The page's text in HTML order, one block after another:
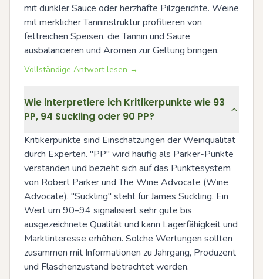
mit dunkler Sauce oder herzhafte Pilzgerichte. Weine
mit merklicher Tanninstruktur profitieren von
fettreichen Speisen, die Tannin und Säure
ausbalancieren und Aromen zur Geltung bringen.
Vollständige Antwort lesen →
Wie interpretiere ich Kritikerpunkte wie 93
PP, 94 Suckling oder 90 PP?
Kritikerpunkte sind Einschätzungen der Weinqualität
durch Experten. "PP" wird häufig als Parker-Punkte
verstanden und bezieht sich auf das Punktesystem
von Robert Parker und The Wine Advocate (Wine
Advocate). "Suckling" steht für James Suckling. Ein
Wert um 90–94 signalisiert sehr gute bis
ausgezeichnete Qualität und kann Lagerfähigkeit und
Marktinteresse erhöhen. Solche Wertungen sollten
zusammen mit Informationen zu Jahrgang, Produzent
und Flaschenzustand betrachtet werden.